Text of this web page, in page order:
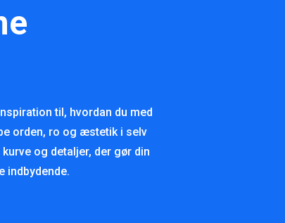
til, hvordan du med
orden, ro og æstetik i selv
og detaljer, der gør din
indbydende.